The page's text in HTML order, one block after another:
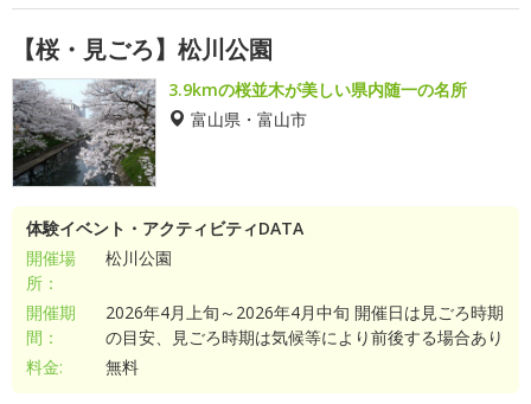
【桜・見ごろ】松川公園
3.9kmの桜並木が美しい県内随一の名所
富山県・富山市
体験イベント・アクティビティDATA
開催場
所：
松川公園
開催期
間：
2026年4月上旬～2026年4月中旬 開催日は見ごろ時期
の目安、見ごろ時期は気候等により前後する場合あり
料金:
無料